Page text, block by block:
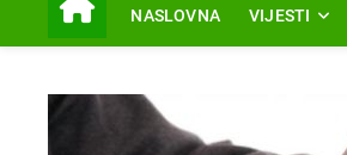
NASLOVNA VIJESTI